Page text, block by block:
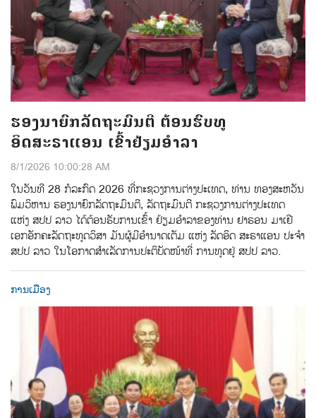
ຮອງນາຍົກລັດຖະມົນຕີ ຕ້ອນຮົບທູ
ອິດສະຣາແອນ ເຂົ້າຢ້ຽມອຳລາ
8/1/2026 10:00:28 AM
ໃນວັນທີ 28 ກໍລະກົດ 2026 ທີ່ກະຊວງການຕ່າງປະເທດ, ທ່ານ ທອງສະຫວັນ
ພົມວິຫານ ຮອງນາຍົກລັດຖະມົນຕີ, ລັດຖະມົນຕີ ກະຊວງການຕ່າງປະເທດ
ແຫ່ງ ສປປ ລາວ ໄດ້ຕ້ອນຮັບການເຂົ້າ ຢ້ຽມອໍາລາຂອງທ່ານ ຢາຣອນ ມາເຢີ
ເອກອັກຄະລັດຖະທູດວິສາ ມັນຜູ້ມີອໍານາດເຕັມ ແຫ່ງ ລັດອິດ ສະຣາແອນ ປະຈໍາ
ສປປ ລາວ ໃນໂອກາດສໍາເລັດການປະຕິບັດໜ້າທີ່ ການທູດຢູ່ ສປປ ລາວ.
ການເມືອງ